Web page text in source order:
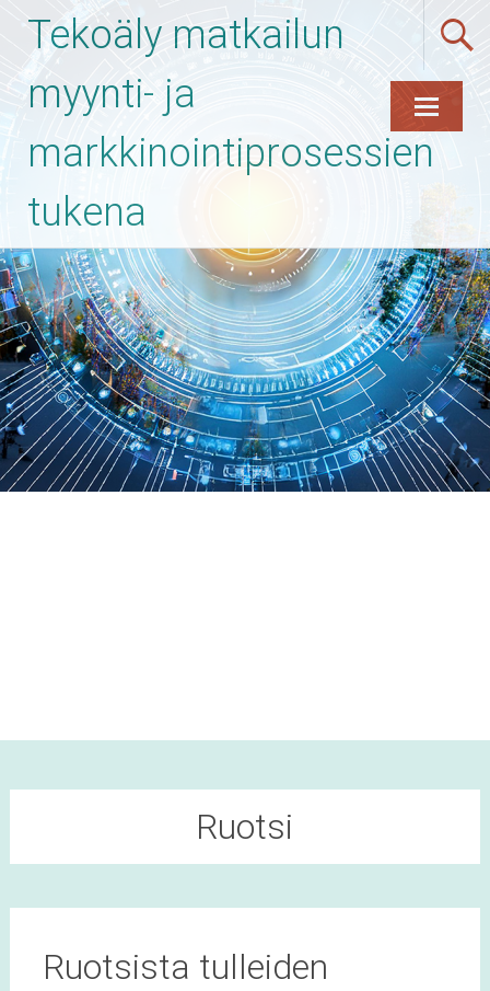
Tekoäly matkailun
myynti- ja
markkinointiprosessien
tukena
Skip
to
Ruotsi
Ruotsista tulleiden